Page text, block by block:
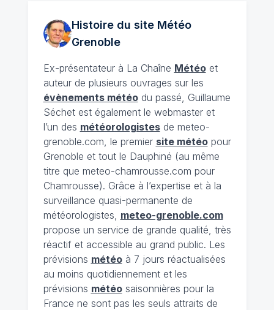
Histoire du site Météo
Grenoble
Ex-présentateur à La Chaîne Météoet
auteur de plusieurs ouvrages sur les
évènements météodu passé, Guillaume
Séchet est également le webmaster et
l’un des météorologistesde meteo-
grenoble.com, le premier site météopour
Grenoble et tout le Dauphiné (au même
titre que meteo-chamrousse.com pour
Chamrousse). Grâce à l’expertise et à la
surveillance quasi-permanente de
météorologistes, meteo-grenoble.com
propose un service de grande qualité, très
réactif et accessible au grand public. Les
prévisions météoà 7 jours réactualisées
au moins quotidiennement et les
prévisions météosaisonnières pour la
France ne sont pas les seuls attraits de